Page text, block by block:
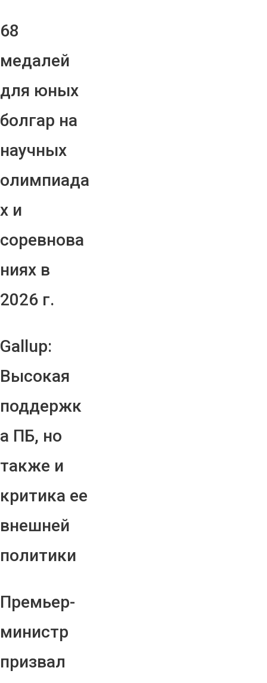
68
медалей
для юных
болгар на
научных
олимпиада
х и
соревнова
ниях в
2026 г.
Gallup:
Высокая
поддержк
а ПБ, но
также и
критика ее
внешней
политики
Премьер-
министр
призвал